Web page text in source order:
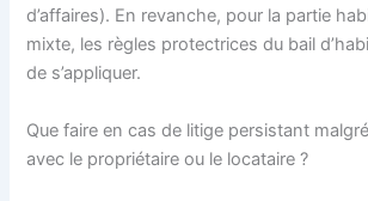
d’affaires). En revanche, pour la partie
mixte, les règles protectrices du bail
de s’appliquer.
Que faire en cas de litige persistant
avec le propriétaire ou le locataire ?